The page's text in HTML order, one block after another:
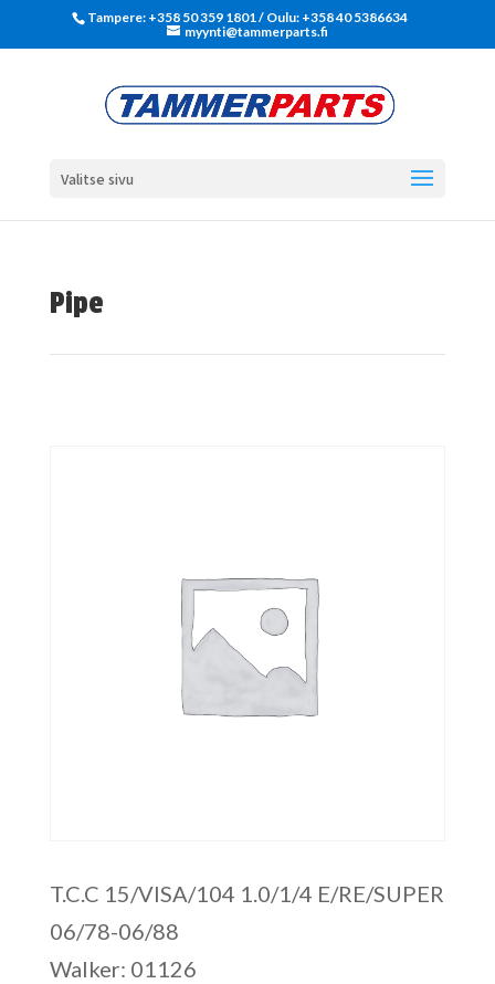
Tampere: +358 50 359 1801‬ / Oulu: +358 40 5386634
myynti@tammerparts.fi
Valitse sivu
Pipe
T.C.C 15/VISA/104 1.0/1/4 E/RE/SUPER
06/78-06/88
Walker: 01126